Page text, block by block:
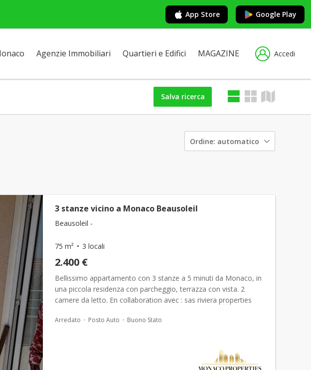
App Store Google Play
Agenzie Immobiliari Quartieri e Edifici MAGAZINE Accedi
Ordine: automatico
Salva ricerca
3 stanze vicino a Monaco Beausoleil
Beausoleil -
75 m² 3 locali
2.400 €
Bellissimo appartamento con 3 stanze a 5 minuti da Monaco, in
una piccola residenza con parcheggio, terrazza con vista. 2
camere da letto. En collaboration avec : sas riviera properties
Arredato Posto Auto Buono Stato